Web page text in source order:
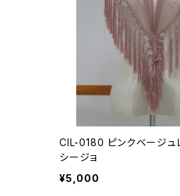
CIL-0180 ピンクベージュ
シージョ
¥5,000